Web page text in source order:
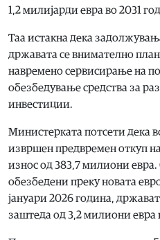
1,2 милијарди евра во 2031
Таа истакна дека
државата се внимателно
навремено сервисирање на
обезбедување средства за
инвестиции.
Министерката потсети дека
извршен предвремен откуп
износ од 383,7 милиони евра.
обезбедени преку новата
јануари 2026 година,
заштеда од 3,2 милиони евра